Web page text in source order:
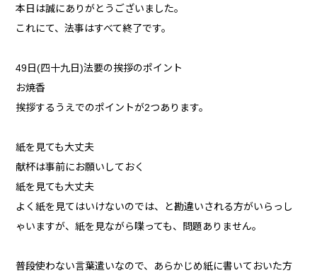
本日は誠にありがとうございました。
これにて、法事はすべて終了です。
49日(四十九日)法要の挨拶のポイント
お焼香
挨拶するうえでのポイントが2つあります。
紙を見ても大丈夫
献杯は事前にお願いしておく
紙を見ても大丈夫
よく紙を見てはいけないのでは、と勘違いされる方がいらっし
ゃいますが、紙を見ながら喋っても、問題ありません。
普段使わない言葉遣いなので、あらかじめ紙に書いておいた方